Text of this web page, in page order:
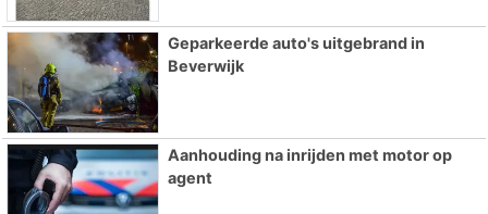
Geparkeerde auto's uitgebrand in
Beverwijk
Aanhouding na inrijden met motor op
agent